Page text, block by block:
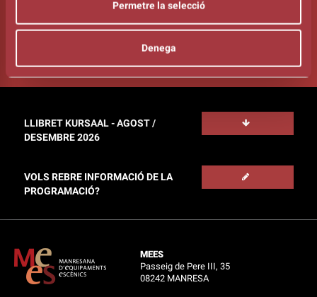
Permetre la selecció
Denega
Segueix-nos!
LLIBRET KURSAAL - AGOST /
DESEMBRE 2026
VOLS REBRE INFORMACIÓ DE LA
PROGRAMACIÓ?
MEES
Passeig de Pere III, 35
08242 MANRESA